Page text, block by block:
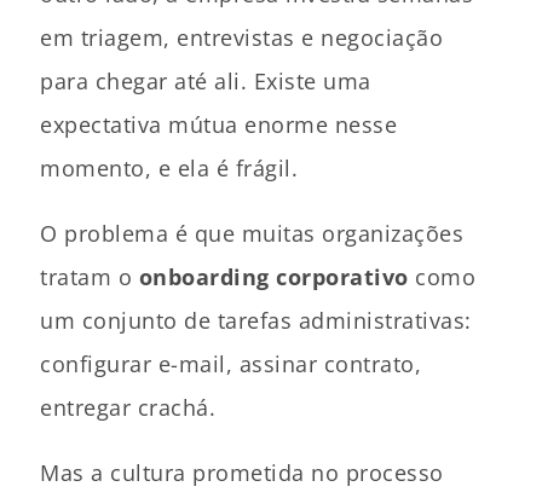
em triagem, entrevistas e negociação
para chegar até ali. Existe uma
expectativa mútua enorme nesse
momento, e ela é frágil.
O problema é que muitas organizações
tratam o onboarding corporativo como
um conjunto de tarefas administrativas:
configurar e-mail, assinar contrato,
entregar crachá.
Mas a cultura prometida no processo